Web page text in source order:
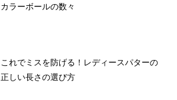
カラーボールの数々
これでミスを防げる！レディースパターの
正しい長さの選び方